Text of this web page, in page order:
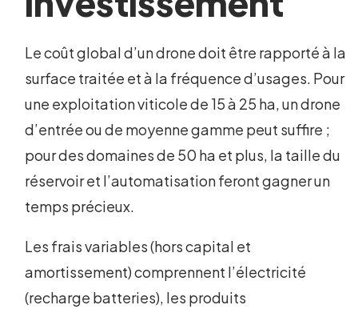
Le coût global d’un drone doit être rapporté à la
surface traitée et à la fréquence d’usages. Pour
une exploitation viticole de 15 à 25 ha, un drone
d’entrée ou de moyenne gamme peut suffire ;
pour des domaines de 50 ha et plus, la taille du
réservoir et l’automatisation feront gagner un
temps précieux.
Les frais variables (hors capital et
amortissement) comprennent l’électricité
(recharge batteries), les produits